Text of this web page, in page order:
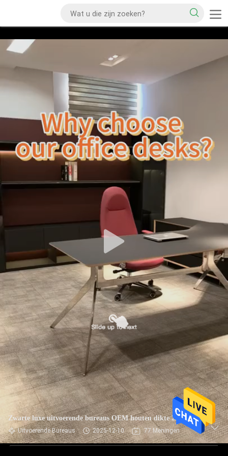
Zwarte luxe uitvoerende bureaus OEM houten dikte 25 mm
Uitvoerende Bureaus 2025-12-10 77 Meningen